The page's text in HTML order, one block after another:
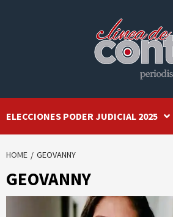
ELECCIONES PODER JUDICIAL 2025
HOME GEOVANNY
GEOVANNY